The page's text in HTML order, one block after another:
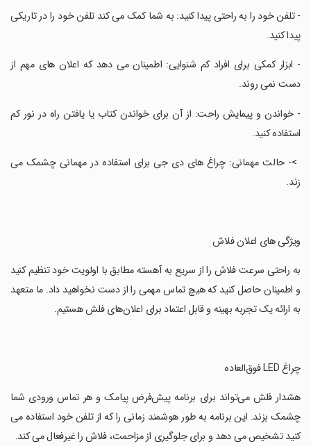
‏- تلفن خود را به راحتی پیدا کنید: به شما کمک می کند تلفن خود را در تاریکی
پیدا کنید.
‏- ابزار کمکی برای افراد کم شنوایی: اطمینان می دهد که اعلان های مهم از
دست نمی روند.
‏- خواندن و پیمایش راحت: از آن برای خواندن کتاب یا یافتن راه در نور کم
استفاده کنید.
‏ >- حالت مهمانی: چراغ های دی جی برای استفاده در مهمانی چشمک می
زند.
‏ویژگی های اعلان فلاش
‏به راحتی سرعت فلاش را از سریع به آهسته مطابق با اولویت خود تنظیم کنید
و اطمینان حاصل کنید که هیچ تماس مهمی را از دست نخواهید داد. ما متعهد
به ارائه یک تجربه بهینه و قابل اعتماد برای اعلان‌های فلش هستیم.
‏چراغ LED فوق‌العاده
‏هشدار فلش می‌تواند برای برنامه پیش‌فرض پیامک و هر تماس ورودی شما
چشمک بزند. این برنامه به طور هوشمند زمانی را که از تلفن خود استفاده می
کنید تشخیص می دهد و برای جلوگیری از مزاحمت، فلاش را غیرفعال می کند.